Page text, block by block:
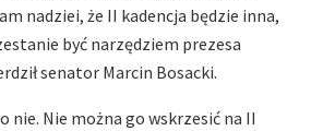
nadziei, że II kadencja będzie inna,
być narzędziem prezesa
senator Marcin Bosacki.
nie. Nie można go wskrzesić na II